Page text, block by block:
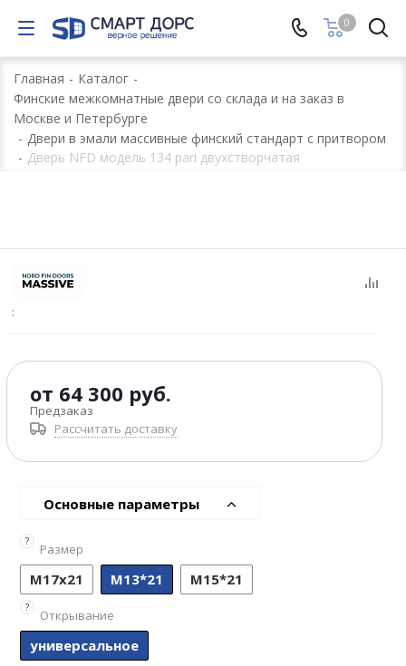
0
Главная - Каталог -
Финские межкомнатные двери со склада и на заказ в
Москве и Петербурге
- Двери в эмали массивные финский стандарт с притвором
- Дверь NFD модель 134 pari двухстворчатая
:
от 64 300 руб.
Предзаказ
Рассчитать доставку
Основные параметры
?
Размер
M17x21 М13*21 М15*21
?
Открывание
универсальное